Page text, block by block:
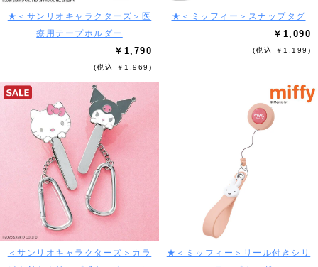
★＜サンリオキャラクターズ＞医
療用テープホルダー
￥1,790
(税込 ￥1,969)
★＜ミッフィー＞スナップタグ
￥1,090
(税込 ￥1,199)
＜サンリオキャラクターズ＞カラ
★＜ミッフィー＞リール付きシリ